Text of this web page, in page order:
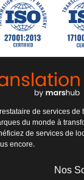
de services
du monde à
de services de
encore.
Nos